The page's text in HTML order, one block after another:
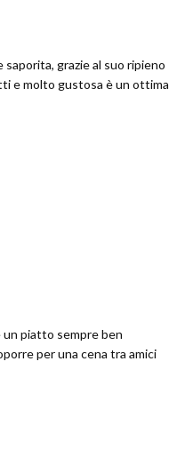
grazie al suo ripieno
e molto gustosa è un ottima
un piatto sempre ben
per una cena tra amici